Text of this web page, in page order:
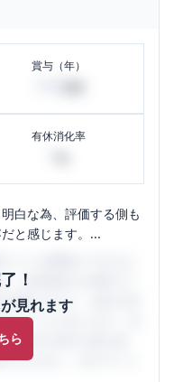
賞与（年）
有休消化率
白な為、評価する側も
と感じます。...
！
見れます
ら
、女性限定の企業口コ
働きやすさ・会社の評
たくさんあります。先
本当の会社の姿を知
るために、ぜひサイト